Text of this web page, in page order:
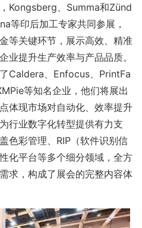
Kongsberg、Summa和Zünd
等印后加工专家共同参展，
等关键环节，展示高效、精准
业提升生产效率与产品品质。
Caldera、Enfocus、PrintFa
等知名企业，他们将展出
体现市场对自动化、效率提升
行业数字化转型提供有力支
色彩管理、RIP（软件识别信
化平台等多个细分领域，全方
求，构成了展会的完整内容体